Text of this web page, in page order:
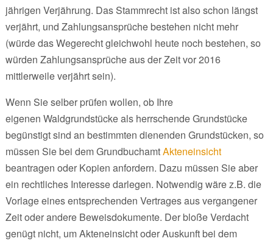
jährigen Verjährung. Das Stammrecht ist also schon längst
verjährt, und Zahlungsansprüche bestehen nicht mehr
(würde das Wegerecht gleichwohl heute noch bestehen, so
würden Zahlungsansprüche aus der Zeit vor 2016
mittlerweile verjährt sein).
Wenn Sie selber prüfen wollen, ob Ihre
eigenen Waldgrundstücke als herrschende Grundstücke
begünstigt sind an bestimmten dienenden Grundstücken, so
müssen Sie bei dem GrundbuchamtAkteneinsicht
beantragen oder Kopien anfordern. Dazu müssen Sie aber
ein rechtliches Interesse darlegen. Notwendig wäre z.B. die
Vorlage eines entsprechenden Vertrages aus vergangener
Zeit oder andere Beweisdokumente. Der bloße Verdacht
genügt nicht, um Akteneinsicht oder Auskunft bei dem